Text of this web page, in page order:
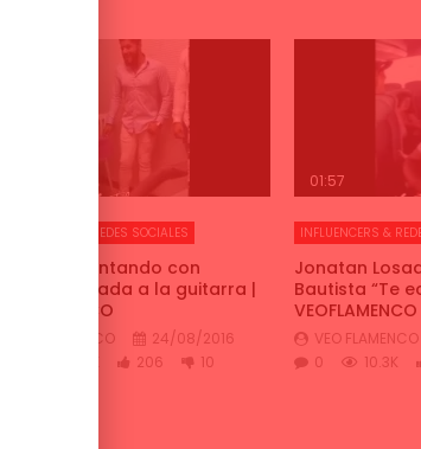
INFLUENCERS & REDES SOCIALES
Los Mellis cantando con
Jonatan Losada a la guitarra |
VEOFLAMENCO
VEO FLAMENCO
24/08/2016
206 10
01:57
INFLUENCERS &
Jonatan
Bautista “Te
VEOFLAMENCO
VEO FLAMENCO
0
10.3K